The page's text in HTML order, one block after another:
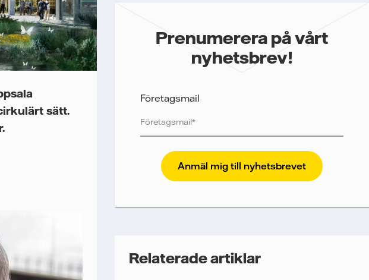
sätt.
Prenumerera på vårt
nyhetsbrev!
Företagsmail
Vattenfall skyddar och respekterar din integritet.
För att Vattenfalls storföretagsförsäljning ska
kunna skicka nyhetsbrevet till dig, behöver vi dina
mäta och analysera deras prestanda, inklusive
delas med tredje part, och du kan när som helst
Relaterade artiklar